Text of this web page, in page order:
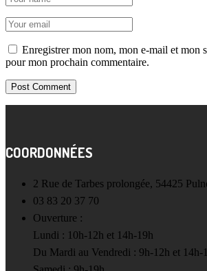
Enregistrer mon nom, mon e-mail et mon
pour mon prochain commentaire.
Post Comment
COORDONNÉES
2 Rue de Tarbes prolongée, 54425
03 83 20 37 70
Ouverture :
Lundi : 10h-12h et 14h-19h
Du Mardi au Vendredi : 9h-12h et 14h-